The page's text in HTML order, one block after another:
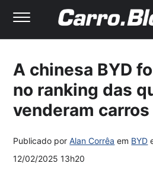
A chinesa BYD
no ranking das
venderam
Publicado porAlan Corrêa em BYD
12/02/2025 13h20